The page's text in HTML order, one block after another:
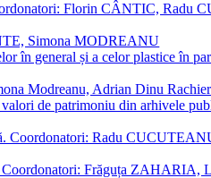
Florin CÂNTIC, Radu
Simona MODREANU
în general și a celor plastice în
Modreanu, Adrian Dinu
de patrimoniu din arhivele
Coordonatori: Radu
Coordonatori: Frăguța